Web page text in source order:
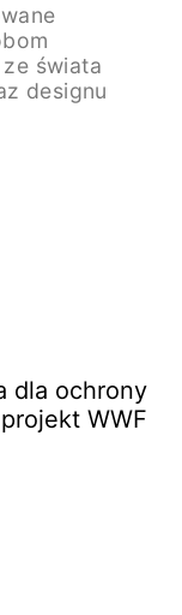
świata
designu
dla ochrony
WWF